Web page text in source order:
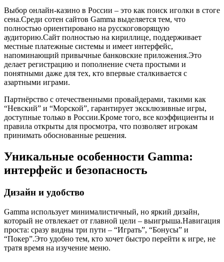
Выбор онлайн‑казино в России – это как поиск иголки в стоге
сена.Среди сотен сайтов Gamma выделяется тем, что
полностью ориентировано на русскоговорящую
аудиторию.Сайт полностью на кириллице, поддерживает
местные платежные системы и имеет интерфейс,
напоминающий привычные банковские приложения.Это
делает регистрацию и пополнение счета простыми и
понятными даже для тех, кто впервые сталкивается с
азартными играми.
Партнёрство с отечественными провайдерами, такими как
“Невский” и “Морской”, гарантирует эксклюзивные игры,
доступные только в России.Кроме того, все коэффициенты и
правила открыты для просмотра, что позволяет игрокам
принимать обоснованные решения.
Уникальные особенности Gamma:
интерфейс и безопасность
Дизайн и удобство
Gamma использует минималистичный, но яркий дизайн,
который не отвлекает от главной цели – выигрыша.Навигация
проста: сразу видны три пути – “Играть”, “Бонусы” и
“Покер”.Это удобно тем, кто хочет быстро перейти к игре, не
тратя время на изучение меню.